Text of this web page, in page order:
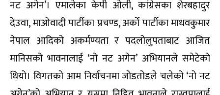
नट अगेन’। एमालेका केपी ओली, कांग्रेसका शेरबहादुर
देउवा, माओवादी पार्टीका प्रचण्ड, अर्को पार्टीका माधवकुमार
नेपाल आदिको अकर्मण्यता र पदलोलुपताबाट आजित
मानिसको भावनालाई ‘नो नट अगेन’ अभियानले समेटेको
थियो। विगतको आम निर्वाचनमा जोडतोडले चलेको ‘नो नट